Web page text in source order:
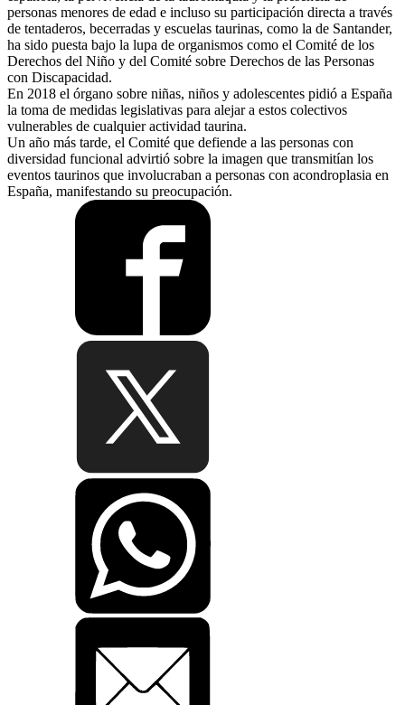
personas menores de edad e incluso su participación directa a través
de tentaderos, becerradas y escuelas taurinas, como la de Santander,
ha sido puesta bajo la lupa de organismos como el Comité de los
Derechos del Niño y del Comité sobre Derechos de las Personas
con Discapacidad.
En 2018 el órgano sobre niñas, niños y adolescentes pidió a España
la toma de medidas legislativas para alejar a estos colectivos
vulnerables de cualquier actividad taurina.
Un año más tarde, el Comité que defiende a las personas con
diversidad funcional advirtió sobre la imagen que transmitían los
eventos taurinos que involucraban a personas con acondroplasia en
España, manifestando su preocupación.